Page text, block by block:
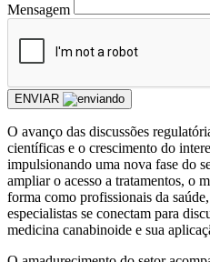
Mensagem
ENVIAR
O avanço das discussões
científicas e o crescimento do
impulsionando uma nova fase do
ampliar o acesso a tratamentos, o
forma como profissionais da
especialistas se conectam para
medicina canabinoide e sua